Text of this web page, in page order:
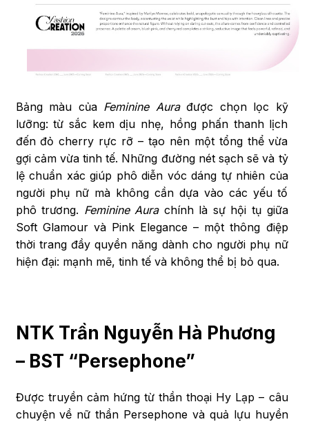
Bảng màu của Feminine Aurađược chọn lọc kỹ
lưỡng: từ sắc kem dịu nhẹ, hồng phấn thanh lịch
đến đỏ cherry rực rỡ – tạo nên một tổng thể vừa
gợi cảm vừa tinh tế. Những đường nét sạch sẽ và tỷ
lệ chuẩn xác giúp phô diễn vóc dáng tự nhiên của
người phụ nữ mà không cần dựa vào các yếu tố
phô trương. Feminine Aurachính là sự hội tụ giữa
Soft Glamour và Pink Elegance – một thông điệp
thời trang đầy quyền năng dành cho người phụ nữ
hiện đại: mạnh mẽ, tinh tế và không thể bị bỏ qua.
NTK Trần Nguyễn Hà Phương
– BST “Persephone”
Được truyền cảm hứng từ thần thoại Hy Lạp – câu
chuyện về nữ thần Persephone và quả lựu huyền